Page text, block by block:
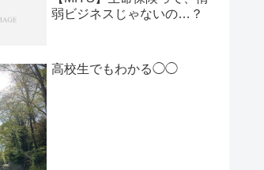
弱ビジネスじゃないの…？
高校生でもわかる◯◯